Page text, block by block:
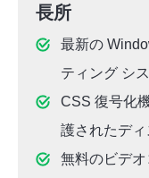
長所
最新の
ティング シ
CSS 復号化
護されたディ
無料のビデ